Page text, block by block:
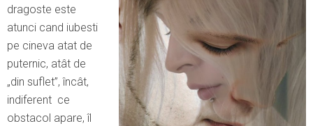
dragoste este
atunci cand iubesti
pe cineva atat de
puternic, atât de
„din suflet”, încât,
indiferent ce
obstacol apare, îl